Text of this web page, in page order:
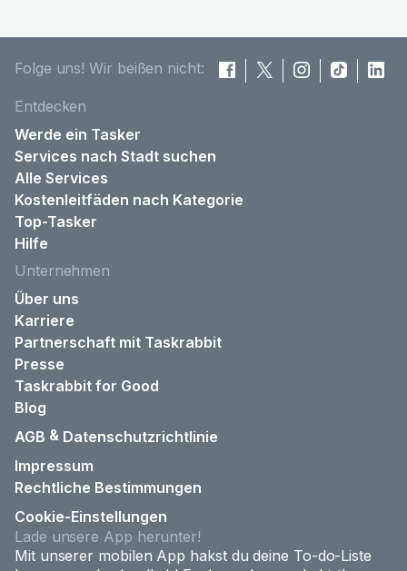
Folge uns! Wir beißen nicht:
Entdecken
Werde ein Tasker
Services nach Stadt suchen
Alle Services
Kostenleitfäden nach Kategorie
Top-Tasker
Hilfe
Unternehmen
Über uns
Karriere
Partnerschaft mit Taskrabbit
Presse
Taskrabbit for Good
Blog
AGB & Datenschutzrichtlinie
Impressum
Rechtliche Bestimmungen
Cookie-Einstellungen
Lade unsere App herunter!
Mit unserer mobilen App hakst du deine To-do-Liste